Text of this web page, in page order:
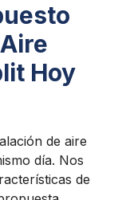
Hoy
de aire
día. Nos
de